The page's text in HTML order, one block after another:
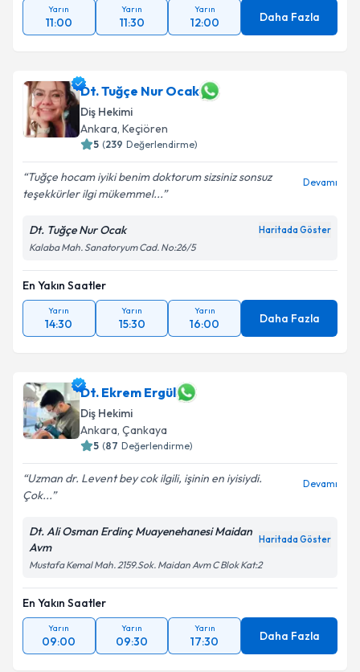
Yarın
11:00
Yarın
11:30
Yarın
12:00 Daha Fazla
Dt. Tuğçe Nur Ocak
Diş Hekimi
Ankara, Keçiören
5 (239 Değerlendirme)
Tuğçe hocam iyiki benim doktorum sizsiniz sonsuz
teşekkürler ilgi mükemmel...
Devamı
Dt. Tuğçe Nur Ocak Haritada Göster
Kalaba Mah. Sanatoryum Cad. No:26/5
En Yakın Saatler
Yarın
14:30
Yarın
15:30
Yarın
16:00 Daha Fazla
Dt. Ekrem Ergül
Diş Hekimi
Ankara, Çankaya
5 (87 Değerlendirme)
Uzman dr. Levent bey cok ilgili, işinin en iyisiydi.
Çok...
Devamı
Dt. Ali Osman Erdinç Muayenehanesi Maidan
Avm
Haritada Göster
Mustafa Kemal Mah. 2159.Sok. Maidan Avm C Blok Kat:2
En Yakın Saatler
Yarın
09:00
Yarın
09:30
Yarın
17:30 Daha Fazla